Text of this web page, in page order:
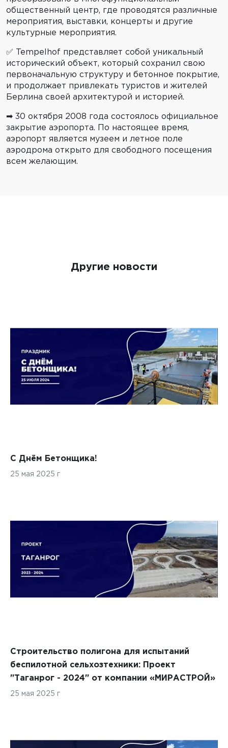
общественный центр, где проводятся различные
мероприятия, выставки, концерты и другие
культурные мероприятия.
✅ Tempelhof представляет собой уникальный
исторический объект, который сохранил свою
первоначальную структуру и бетонное покрытие,
и продолжает привлекать туристов и жителей
Берлина своей архитектурой и историей.
➡ 30 октября 2008 года состоялось официальное
закрытие аэропорта. По настоящее время,
аэропорт является музеем и летное поле
аэродрома открыто для свободного посещения
всем желающим.
Другие новости
С Днём Бетонщика!
25 мая 2025 г
Строительство полигона для испытаний
беспилотной сельхозтехники: Проект
"Таганрог - 2024" от компании «МИРАСТРОЙ»
25 мая 2025 г